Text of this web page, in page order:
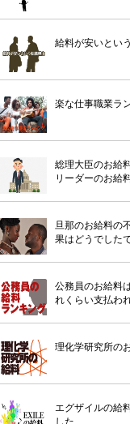
給料が安いとい
楽な仕事職業ラ
総理大臣のお給
リーダーのお給
旦那のお給料の
果はどうでした
公務員のお給料
れくらい支払わ
理化学研究所の
エグザイルの給
した